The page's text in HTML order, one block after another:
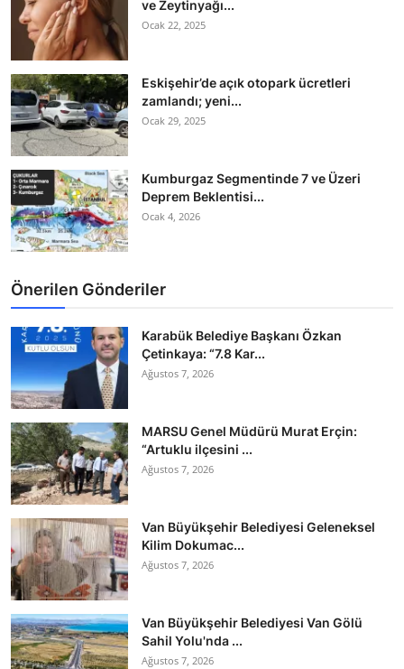
ve Zeytinyağı...
Ocak 22, 2025
Eskişehir’de açık otopark ücretleri
zamlandı; yeni...
Ocak 29, 2025
Kumburgaz Segmentinde 7 ve Üzeri
Deprem Beklentisi...
Ocak 4, 2026
Önerilen Gönderiler
Karabük Belediye Başkanı Özkan
Çetinkaya: “7.8 Kar...
Ağustos 7, 2026
MARSU Genel Müdürü Murat Erçin:
“Artuklu ilçesini ...
Ağustos 7, 2026
Van Büyükşehir Belediyesi Geleneksel
Kilim Dokumac...
Ağustos 7, 2026
Van Büyükşehir Belediyesi Van Gölü
Sahil Yolu'nda ...
Ağustos 7, 2026